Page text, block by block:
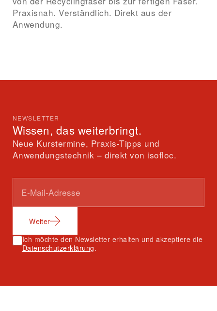
Praxisnah. Verständlich. Direkt aus der
Anwendung.
NEWSLETTER
Wissen, das weiterbringt.
Neue Kurstermine, Praxis-Tipps und
Anwendungstechnik – direkt von isofloc.
Weiter
Ich möchte den Newsletter erhalten und akzeptiere die
Datenschutzerklärung.